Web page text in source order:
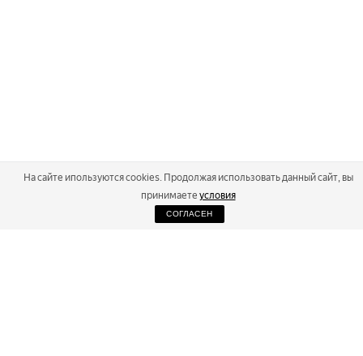
2026
На сайте ипользуются cookies. Продолжая использовать данный сайт, вы
принимаете условия
СОГЛАСЕН